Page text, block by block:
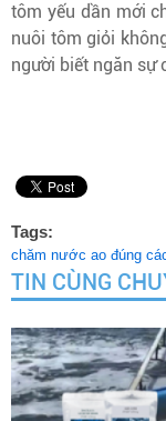
tôm yếu dần mới
nuôi tôm giỏi
người biết ngăn sự
Tags:
chăm nước ao đúng
TIN CÙNG